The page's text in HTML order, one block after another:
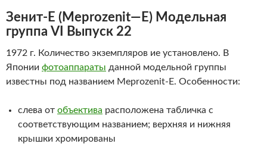
Зенит-Е ( Meprozenit— E) Модельная
группа VI Выпуск 22
1972 г. Количество экземпляров ие установлено. В
Японии фотоаппараты данной модельной группы
известны под названием Meprozenit-E. Особенности:
слева от объектива расположена табличка с
соответствующим названием; верхняя и нижняя
крышки хромированы